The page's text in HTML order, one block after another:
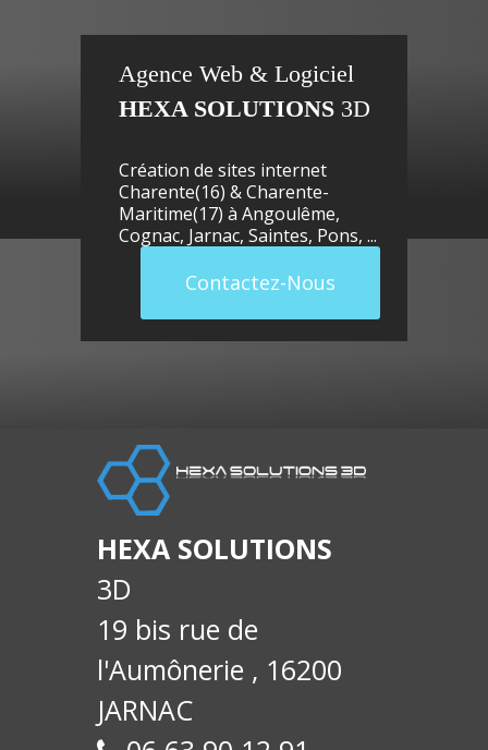
Maguy -
Commerce,
Agence Web & Logiciel
HEXA SOLUTIONS 3D
Création de sites internet
Charente(16) & Charente-
Maritime(17) à Angoulême,
Cognac, Jarnac, Saintes, Pons, ...
Contactez-Nous
HEXA SOLUTIONS
3D
19 bis rue de
l'Aumônerie , 16200
JARNAC